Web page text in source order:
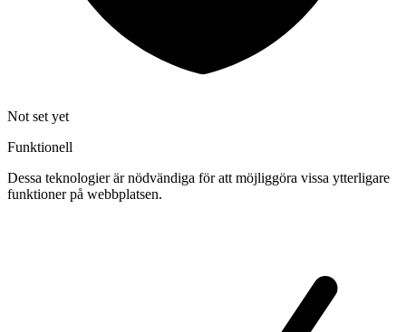
Not set yet
Funktionell
Dessa teknologier är nödvändiga för att möjliggöra vissa ytterligare
funktioner på webbplatsen.